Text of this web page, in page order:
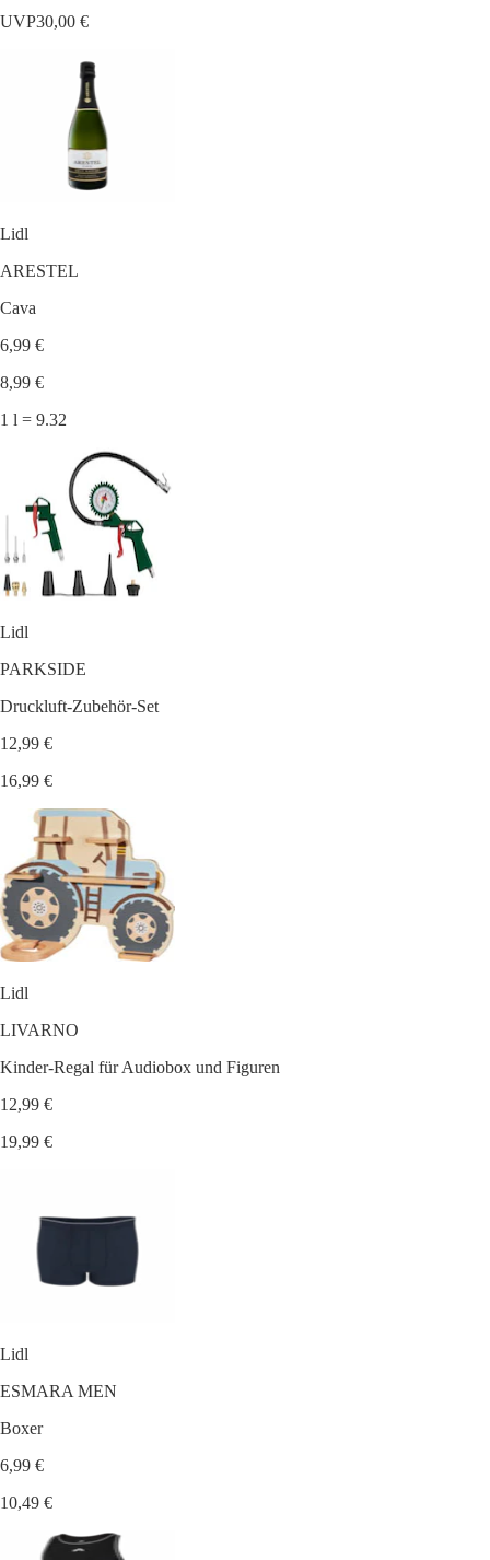
UVP30,00 €
Lidl
ARESTEL
Cava
6,99 €
8,99 €
1 l = 9.32
Lidl
PARKSIDE
Druckluft-Zubehör-Set
12,99 €
16,99 €
Lidl
LIVARNO
Kinder-Regal für Audiobox und Figuren
12,99 €
19,99 €
Lidl
ESMARA MEN
Boxer
6,99 €
10,49 €